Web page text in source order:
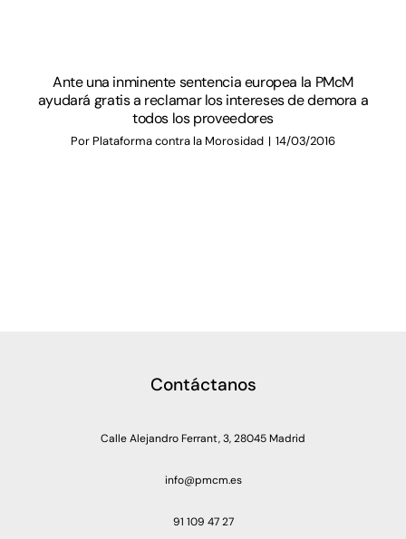
Ante una inminente sentencia europea la PMcM
ayudará gratis a reclamar los intereses de demora a
todos los proveedores
Por Plataforma contra la Morosidad | 14/03/2016
Contáctanos
Calle Alejandro Ferrant, 3, 28045 Madrid
info@pmcm.es
91 109 47 27